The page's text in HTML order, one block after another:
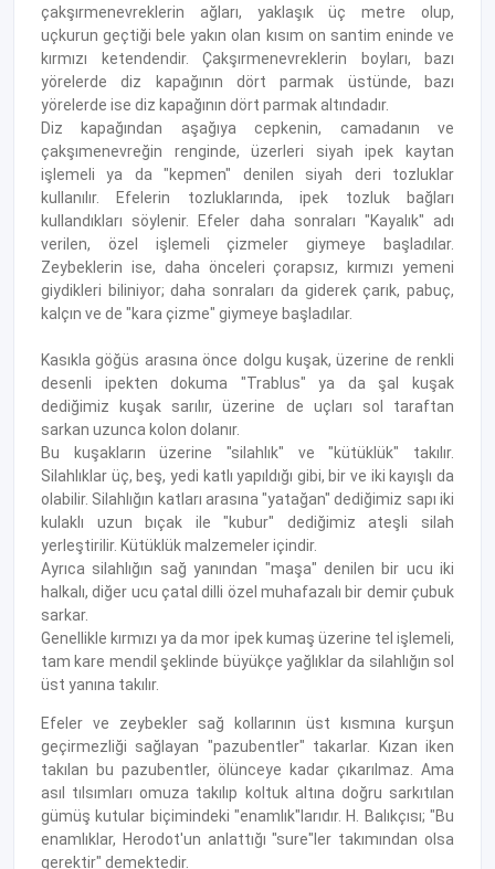
çakşırmenevreklerin ağları, yaklaşık üç metre olup,
uçkurun geçtiği bele yakın olan kısım on santim eninde ve
kırmızı ketendendir. Çakşırmenevreklerin boyları, bazı
yörelerde diz kapağının dört parmak üstünde, bazı
yörelerde ise diz kapağının dört parmak altındadır.
Diz kapağından aşağıya cepkenin, camadanın ve
çakşımenevreğin renginde, üzerleri siyah ipek kaytan
işlemeli ya da "kepmen" denilen siyah deri tozluklar
kullanılır. Efelerin tozluklarında, ipek tozluk bağları
kullandıkları söylenir. Efeler daha sonraları "Kayalık" adı
verilen, özel işlemeli çizmeler giymeye başladılar.
Zeybeklerin ise, daha önceleri çorapsız, kırmızı yemeni
giydikleri biliniyor; daha sonraları da giderek çarık, pabuç,
kalçın ve de "kara çizme" giymeye başladılar.
Kasıkla göğüs arasına önce dolgu kuşak, üzerine de renkli
desenli ipekten dokuma "Trablus" ya da şal kuşak
dediğimiz kuşak sarılır, üzerine de uçları sol taraftan
sarkan uzunca kolon dolanır.
Bu kuşakların üzerine "silahlık" ve "kütüklük" takılır.
Silahlıklar üç, beş, yedi katlı yapıldığı gibi, bir ve iki kayışlı da
olabilir. Silahlığın katları arasına "yatağan" dediğimiz sapı iki
kulaklı uzun bıçak ile "kubur" dediğimiz ateşli silah
yerleştirilir. Kütüklük malzemeler içindir.
Ayrıca silahlığın sağ yanından "maşa" denilen bir ucu iki
halkalı, diğer ucu çatal dilli özel muhafazalı bir demir çubuk
sarkar.
Genellikle kırmızı ya da mor ipek kumaş üzerine tel işlemeli,
tam kare mendil şeklinde büyükçe yağlıklar da silahlığın sol
üst yanına takılır.
Efeler ve zeybekler sağ kollarının üst kısmına kurşun
geçirmezliği sağlayan "pazubentler" takarlar. Kızan iken
takılan bu pazubentler, ölünceye kadar çıkarılmaz. Ama
asıl tılsımları omuza takılıp koltuk altına doğru sarkıtılan
gümüş kutular biçimindeki "enamlık"larıdır. H. Balıkçısı; "Bu
enamlıklar, Herodot'un anlattığı "sure"ler takımından olsa
gerektir" demektedir.